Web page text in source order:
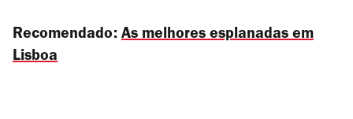
Recomendado: As melhores esplanadas em
Lisboa